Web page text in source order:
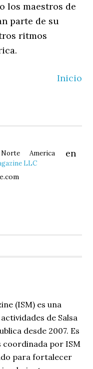
los maestros de
parte de su
ritmos
.
Inicio
Americaen
LLC
(ISM) es una
de Salsa
desde 2007. Es
coordinada por ISM
para fortalecer